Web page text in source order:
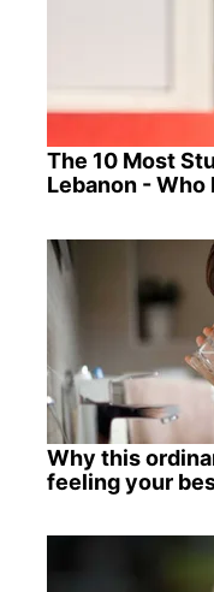
The 10 Most
Lebanon - Who
Why this
feeling your